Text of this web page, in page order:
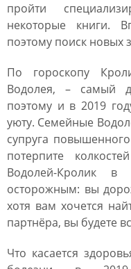
пройти
некоторые книги.
поэтому поиск новых
По гороскопу
Водолея, – самый
поэтому и в 2019
уюту. Семейные
супруга
потерпите
Водолей-Кролик
осторожным: вы
хотя вам хочется
партнёра, вы будете
Что касается